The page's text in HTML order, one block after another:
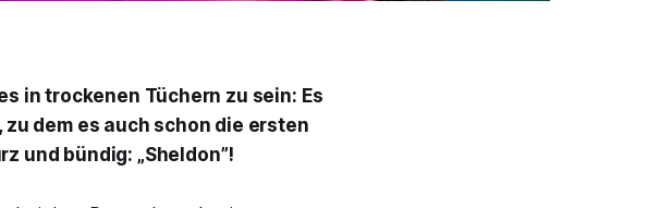
in trockenen Tüchern zu sein: Es
dem es auch schon die ersten
und bündig: „Sheldon”!